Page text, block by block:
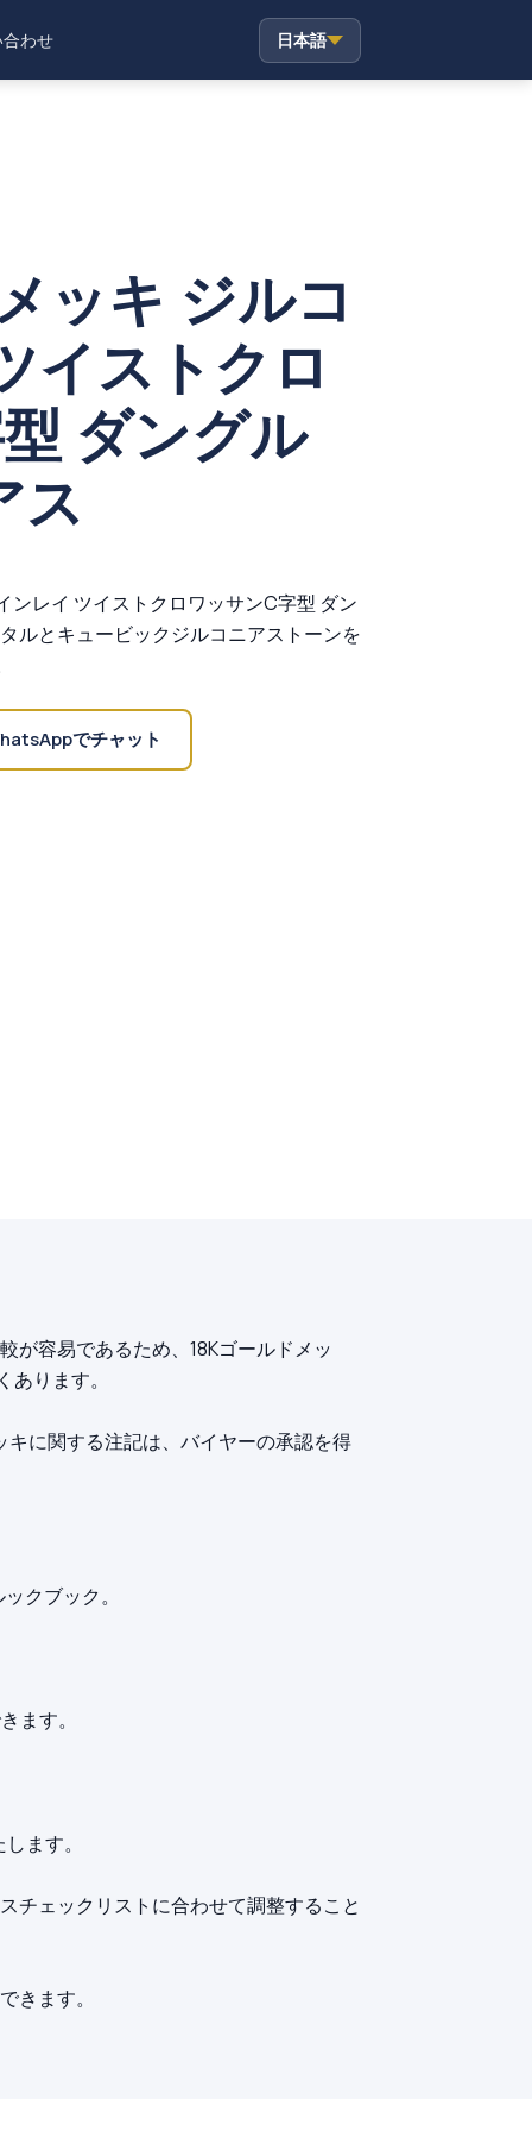
わせ 日本語
ッキ ジルコ
イストクロ
ダングル
ス
ンレイ ツイストクロワッサンC字型 ダン
ルとキュービックジルコニアストーンを
でチャット
が容易であるため、18Kゴールドメッ
ります。
に関する注記は、バイヤーの承認を得
クブック。
ます。
ます。
チェックリストに合わせて調整すること
きます。